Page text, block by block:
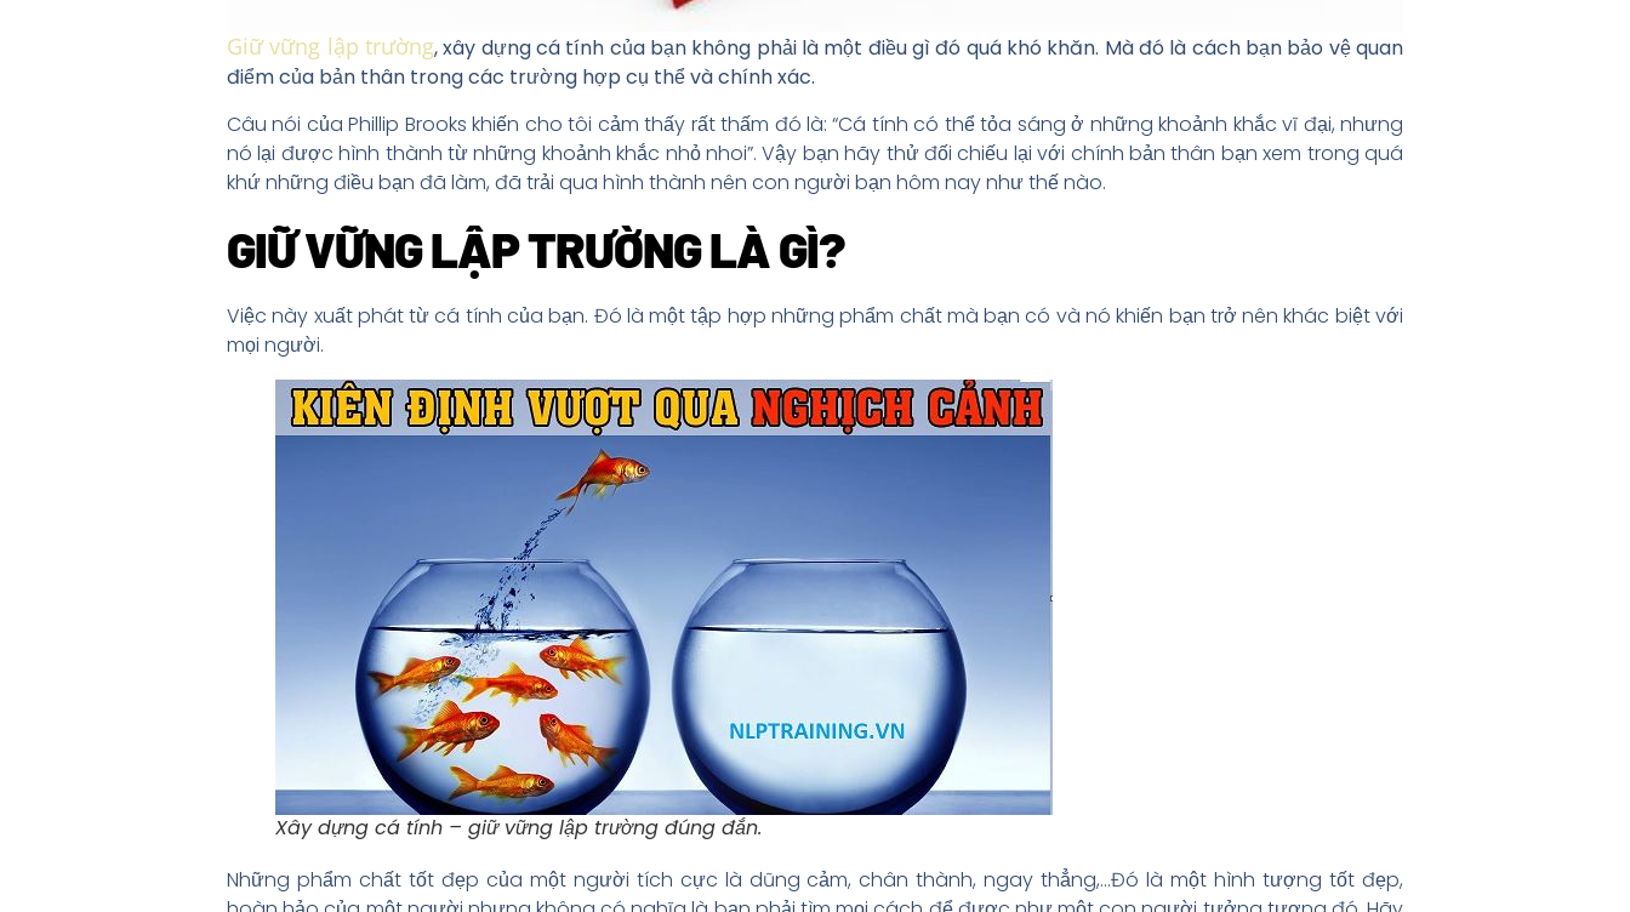
Giữ vững lập trường, xây dựng cá tính của bạn không phải là một điều gì đó quá khó khăn. Mà đó là cách bạn bảo vệ quan
điểm của bản thân trong các trường hợp cụ thể và chính xác.
Câu nói của Phillip Brooks khiến cho tôi cảm thấy rất thấm đó là: “Cá tính có thể tỏa sáng ở những khoảnh khắc vĩ đại, nhưng
nó lại được hình thành từ những khoảnh khắc nhỏ nhoi”. Vậy bạn hãy thử đối chiếu lại với chính bản thân bạn xem trong quá
khứ những điều bạn đã làm, đã trải qua hình thành nên con người bạn hôm nay như thế nào.
GIỮ VỮNG LẬP TRƯỜNG LÀ GÌ?
Việc này xuất phát từ cá tính của bạn. Đó là một tập hợp những phẩm chất mà bạn có và nó khiến bạn trở nên khác biệt với
mọi người.
Xây dựng cá tính – giữ vững lập trường đúng đắn.
Những phẩm chất tốt đẹp của một người tích cực là dũng cảm, chân thành, ngay thẳng,…Đó là một hình tượng tốt đẹp,